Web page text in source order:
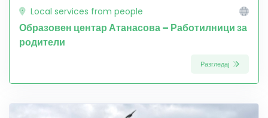
Local services from people
Образовен центар Атанасова – Работилници за
родители
Разгледај